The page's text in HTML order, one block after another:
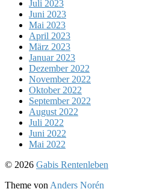
Juli 2023
Juni 2023
Mai 2023
April 2023
März 2023
Januar 2023
Dezember 2022
November 2022
Oktober 2022
September 2022
August 2022
Juli 2022
Juni 2022
Mai 2022
Nach
© 2026 Gabis Rentenleben
Theme von Anders Norén